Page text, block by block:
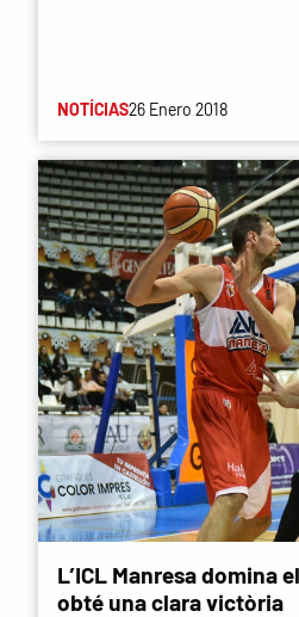
NOTÍCIAS26 Enero 2018
L’ICL Manresa domina
obté una clara victòria